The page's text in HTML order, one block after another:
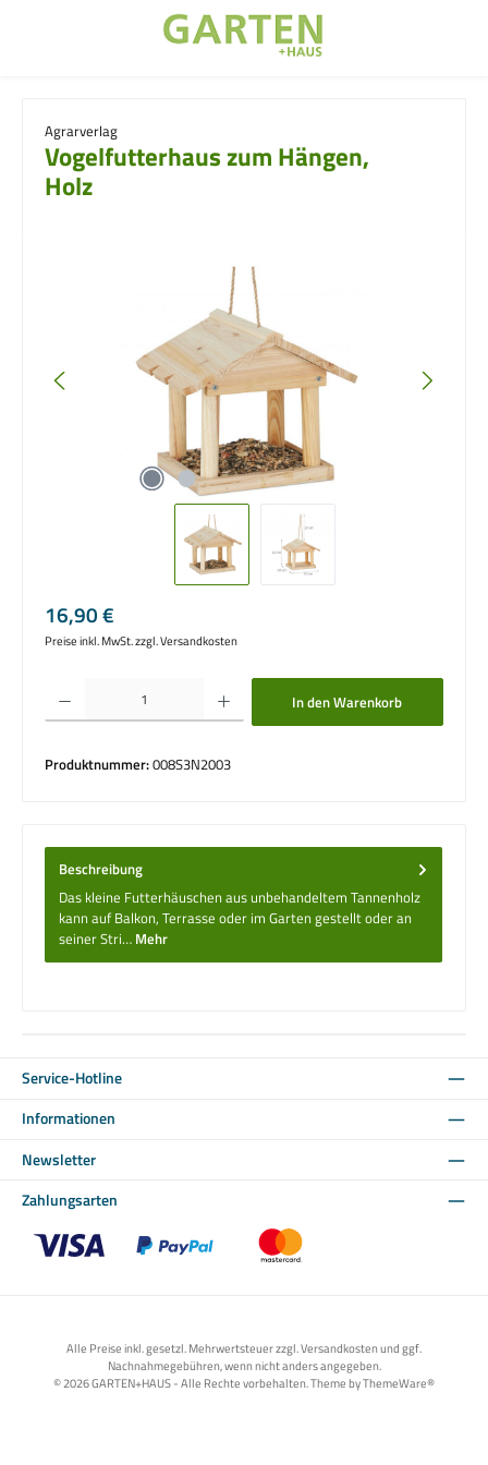
Agrarverlag
Vogelfutterhaus zum Hängen,
Holz
Regulärer Preis:
16,90 €
Preise inkl. MwSt. zzgl. Versandkosten
Produkt Anzahl: Gib den gewünschten Wert ein oder benutze die Schaltflächen um
In den Warenkorb
Produktnummer:008S3N2003
Beschreibung
Das kleine Futterhäuschen aus unbehandeltem Tannenholz
kann auf Balkon, Terrasse oder im Garten gestellt oder an
seiner Stri… Mehr
Service-Hotline
Informationen
Newsletter
Zahlungsarten
Alle Preise inkl. gesetzl. Mehrwertsteuer zzgl. Versandkosten und ggf.
Nachnahmegebühren, wenn nicht anders angegeben.
© 2026 GARTEN+HAUS - Alle Rechte vorbehalten. Theme byThemeWare®